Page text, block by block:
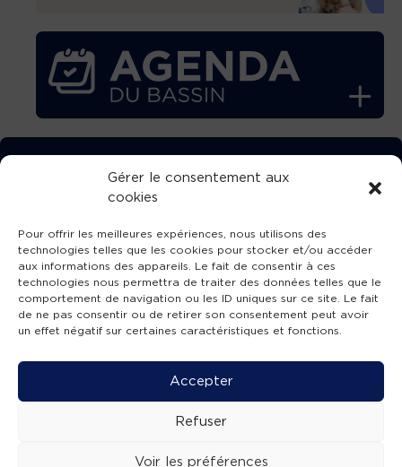
Gérer le consentement aux
cookies
Pour offrir les meilleures expériences, nous utilisons des
technologies telles que les cookies pour stocker et/ou accéder
aux informations des appareils. Le fait de consentir à ces
technologies nous permettra de traiter des données telles que le
comportement de navigation ou les ID uniques sur ce site. Le fait
de ne pas consentir ou de retirer son consentement peut avoir
un effet négatif sur certaines caractéristiques et fonctions.
Accepter
Refuser
Voir les préférences
TÉLÉCHARGEZ GRATUITEMENT
L’APPLICATION TVBA !
SUIVEZ-NOUS !
Mentions légales -Accessibilité